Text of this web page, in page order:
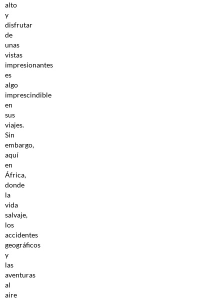
alto
y
disfrutar
de
unas
vistas
impresionantes
es
algo
imprescindible
en
sus
viajes.
Sin
embargo,
aquí
en
África,
donde
la
vida
salvaje,
los
accidentes
geográficos
y
las
aventuras
al
aire